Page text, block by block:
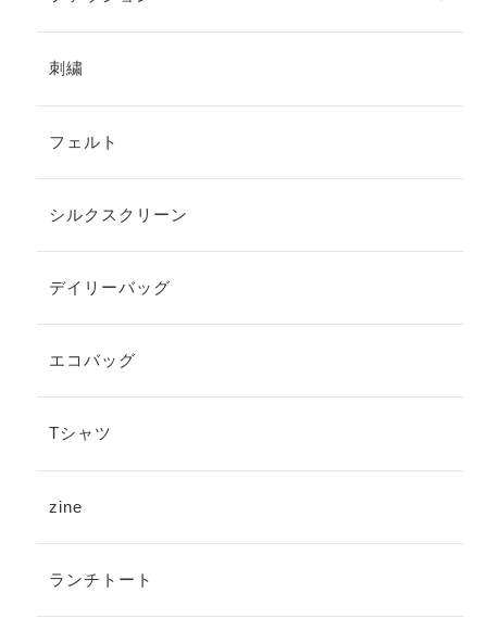
刺繍
フェルト
シルクスクリーン
デイリーバッグ
エコバッグ
Tシャツ
zine
ランチトート